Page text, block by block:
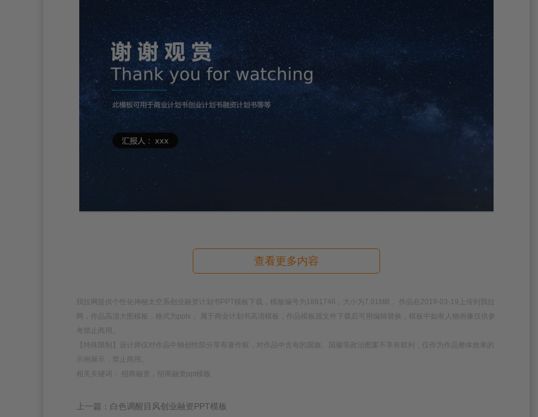
查看更多内容
我拉网提供个性化神秘太空系创业融资计划书PPT模板下载，模板编号为1881746，大小为7.01MB， 作品在2019-03-19上传到我拉
网，作品高清大图模板，格式为pptx， 属于商业计划书高清模板，作品模板源文件下载后可用编辑替换，模板中如有人物画像仅供参
考禁止商用。
【特殊限制】设计师仅对作品中独创性部分享有著作权，对作品中含有的国旗、国徽等政治图案不享有权利，仅作为作品整体效果的
示例展示，禁止商用。
相关关键词： 招商融资，招商融资ppt模板
上一篇：白色调醒目风创业融资PPT模板